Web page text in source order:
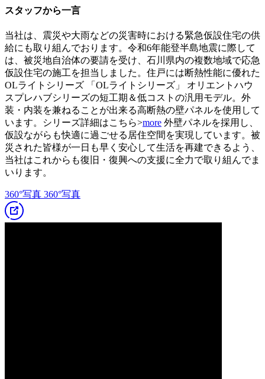
スタッフから一言
当社は、震災や大雨などの災害時における緊急仮設住宅の供
給にも取り組んでおります。令和6年能登半島地震に際して
は、被災地自治体の要請を受け、石川県内の複数地域で応急
仮設住宅の施工を担当しました。住戸には断熱性能に優れた
OLライトシリーズ
「OLライトシリーズ」
オリエントハウ
スプレハブシリーズの短工期＆低コストの汎用モデル。外
装・内装を兼ねることが出来る高断熱の壁パネルを使用して
います。シリーズ詳細はこちら>more 外壁パネルを採用し、
仮設ながらも快適に過ごせる居住空間を実現しています。被
災された皆様が一日も早く安心して生活を再建できるよう、
当社はこれからも復旧・復興への支援に全力で取り組んでま
いります。
360°写真 360°写真